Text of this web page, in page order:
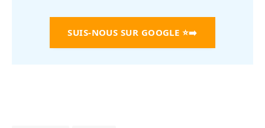
SUIS-NOUS SUR GOOGLE ⭐➡️